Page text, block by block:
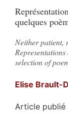
quelques
Neither patient,
selection of
Elise Brault-
Article publié